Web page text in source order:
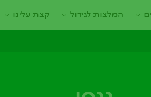
המלצות לגידול קצת עלינו